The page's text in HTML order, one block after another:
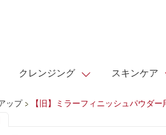
クレンジング
イル
スキンケア
ップ 【旧】ミラーフィニッシュパウダー